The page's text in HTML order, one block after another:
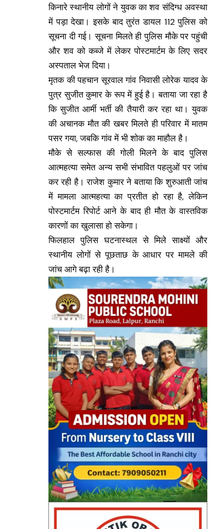
किनारे स्थानीय लोगों ने युवक का शव संदिग्ध अवस्था
में पड़ा देखा। इसके बाद तुरंत डायल 112 पुलिस को
सूचना दी गई। सूचना मिलते ही पुलिस मौके पर पहुंची
और शव को कब्जे में लेकर पोस्टमार्टम के लिए सदर
अस्पताल भेज दिया।
मृतक की पहचान सूरवाल गांव निवासी लोरेक यादव के
पुत्र सुजीत कुमार के रूप में हुई है। बताया जा रहा है
कि सुजीत आर्मी भर्ती की तैयारी कर रहा था। युवक
की अचानक मौत की खबर मिलते ही परिवार में मातम
पसर गया, जबकि गांव में भी शोक का माहौल है।
मौके से सल्फास की गोली मिलने के बाद पुलिस
आत्महत्या समेत अन्य सभी संभावित पहलुओं पर जांच
कर रही है। राजेश कुमार ने बताया कि शुरुआती जांच
में मामला आत्महत्या का प्रतीत हो रहा है, लेकिन
पोस्टमार्टम रिपोर्ट आने के बाद ही मौत के वास्तविक
कारणों का खुलासा हो सकेगा।
फिलहाल पुलिस घटनास्थल से मिले साक्ष्यों और
स्थानीय लोगों से पूछताछ के आधार पर मामले की
जांच आगे बढ़ा रही है।